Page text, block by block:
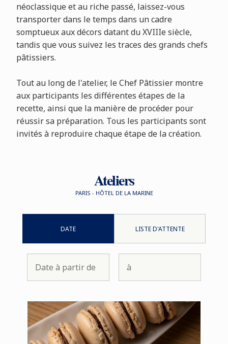
néoclassique et au riche passé, laissez-vous
transporter dans le temps dans un cadre
somptueux aux décors datant du XVIIIe siècle,
tandis que vous suivez les traces des grands chefs
pâtissiers.
Tout au long de l'atelier, le Chef Pâtissier montre
aux participants les différentes étapes de la
recette, ainsi que la manière de procéder pour
réussir sa préparation. Tous les participants sont
invités à reproduire chaque étape de la création.
Ateliers
PARIS - HÔTEL DE LA MARINE
DATE LISTE D'ATTENTE